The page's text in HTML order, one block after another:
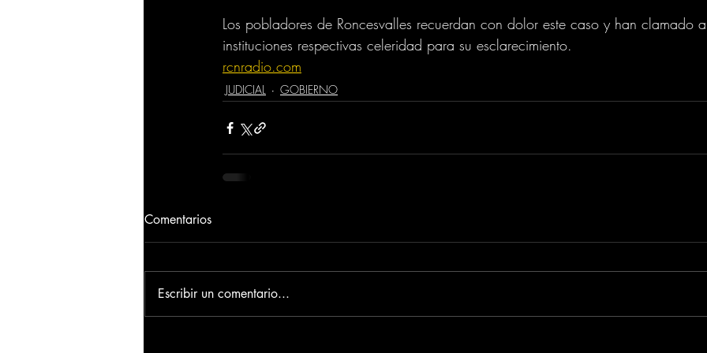
Los pobladores de Roncesvalles recuerdan con dolor este caso y han clamado
instituciones respectivas celeridad para su esclarecimiento.
rcnradio.com
JUDICIAL GOBIERNO
Comentarios
Escribir un comentario...